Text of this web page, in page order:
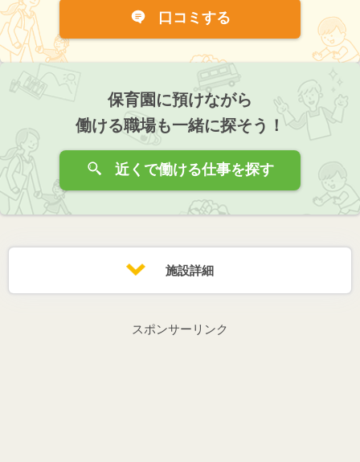
口コミする
保育園に預けながら
働ける職場も一緒に探そう！
近くで働ける仕事を探す
施設詳細
スポンサーリンク